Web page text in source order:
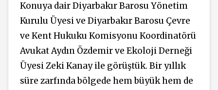
Konuya dair Diyarbakır Barosu Yönetim
Kurulu Üyesi ve Diyarbakır Barosu Çevre
ve Kent Hukuku Komisyonu Koordinatörü
Avukat Aydın Özdemir ve Ekoloji Derneği
Üyesi Zeki Kanay ile görüştük. Bir yıllık
süre zarfında bölgede hem büyük hem de